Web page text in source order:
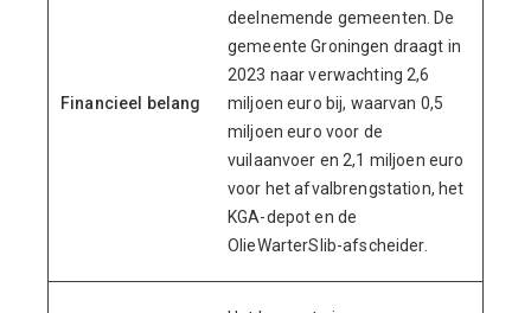
Financieel belang
deelnemende gemeenten. De
gemeente Groningen draagt in
2023 naar verwachting 2,6
miljoen euro bij, waarvan 0,5
miljoen euro voor de
vuilaanvoer en 2,1 miljoen euro
voor het afvalbrengstation, het
KGA-depot en de
OlieWarterSlib-afscheider.